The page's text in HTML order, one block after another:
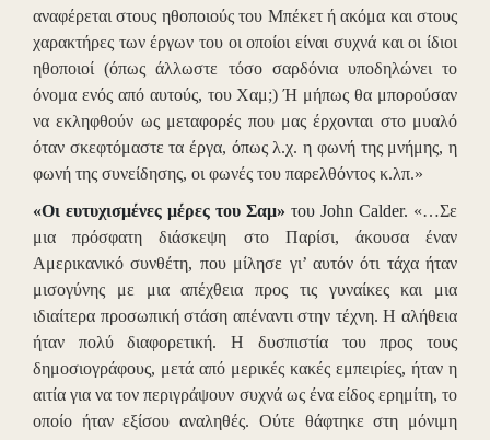
αναφέρεται στους ηθοποιούς του Μπέκετ ή ακόμα και στους
χαρακτήρες των έργων του οι οποίοι είναι συχνά και οι ίδιοι
ηθοποιοί (όπως άλλωστε τόσο σαρδόνια υποδηλώνει το
όνομα ενός από αυτούς, του Χαμ;) Ή μήπως θα μπορούσαν
να εκληφθούν ως μεταφορές που μας έρχονται στο μυαλό
όταν σκεφτόμαστε τα έργα, όπως λ.χ. η φωνή της μνήμης, η
φωνή της συνείδησης, οι φωνές του παρελθόντος κ.λπ.»
«Οι ευτυχισμένες μέρες του Σαμ» του John Calder. «…Σε
μια πρόσφατη διάσκεψη στο Παρίσι, άκουσα έναν
Αμερικανικό συνθέτη, που μίλησε γι’ αυτόν ότι τάχα ήταν
μισογύνης με μια απέχθεια προς τις γυναίκες και μια
ιδιαίτερα προσωπική στάση απέναντι στην τέχνη. Η αλήθεια
ήταν πολύ διαφορετική. Η δυσπιστία του προς τους
δημοσιογράφους, μετά από μερικές κακές εμπειρίες, ήταν η
αιτία για να τον περιγράψουν συχνά ως ένα είδος ερημίτη, το
οποίο ήταν εξίσου αναληθές. Ούτε θάφτηκε στη μόνιμη